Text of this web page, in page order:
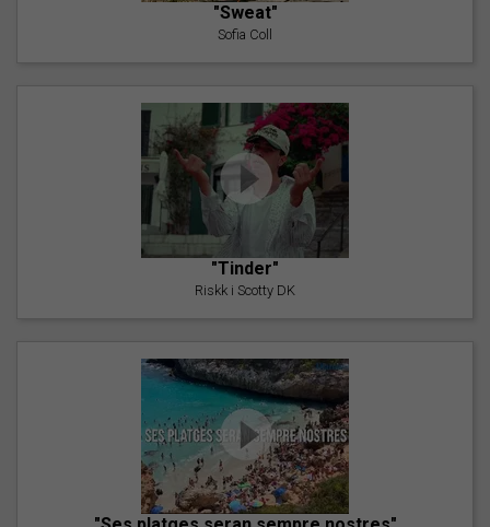
"Sweat"
Sofia Coll
"Tinder"
Riskk i Scotty DK